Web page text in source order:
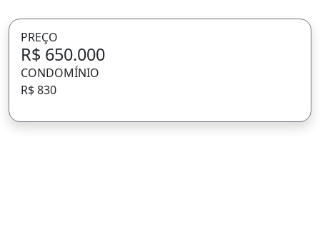
PREÇO
R$ 650.000
CONDOMÍNIO
R$ 830